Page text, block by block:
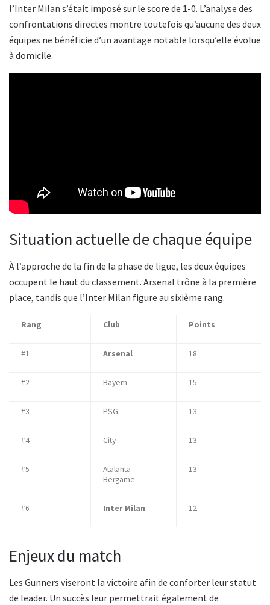
l’Inter Milan s’était imposé sur le score de 1-0. L’analyse des
confrontations directes montre toutefois qu’aucune des deux
équipes ne bénéficie d’un avantage notable lorsqu’elle évolue
à domicile.
Situation actuelle de chaque équipe
À l’approche de la fin de la phase de ligue, les deux équipes
occupent le haut du classement. Arsenal trône à la première
place, tandis que l’Inter Milan figure au sixième rang.
Rang Club Points
#1 Arsenal 18
#2 Bayern 15
#3 PSG 13
#4 City 13
#5
Atalanta
Bergame
13
#6 Inter Milan 12
Enjeux du match
Les Gunners viseront la victoire afin de conforter leur statut
de leader. Un succès leur permettrait également de